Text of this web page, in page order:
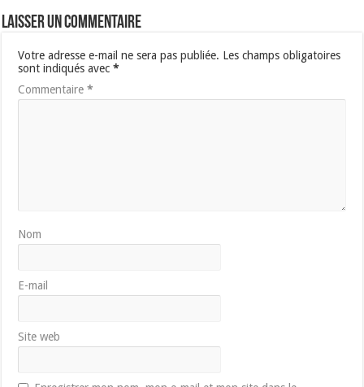
Laisser un commentaire
Votre adresse e-mail ne sera pas publiée. Les champs obligatoires
sont indiqués avec*
Commentaire*
Nom
E-mail
Site web